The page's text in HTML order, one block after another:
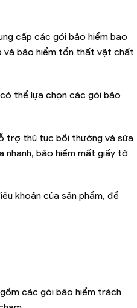
cấp các gói bảo hiểm bao
và bảo hiểm tổn thất vật chất
thể lựa chọn các gói bảo
trợ thủ tục bồi thường và sửa
nhanh, bảo hiểm mất giấy tờ
khoản của sản phẩm, để
các gói bảo hiểm trách